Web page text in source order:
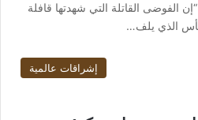
الفوضى القاتلة التي شهدتها قافلة
الذي يلف…
إشراقات عالمية